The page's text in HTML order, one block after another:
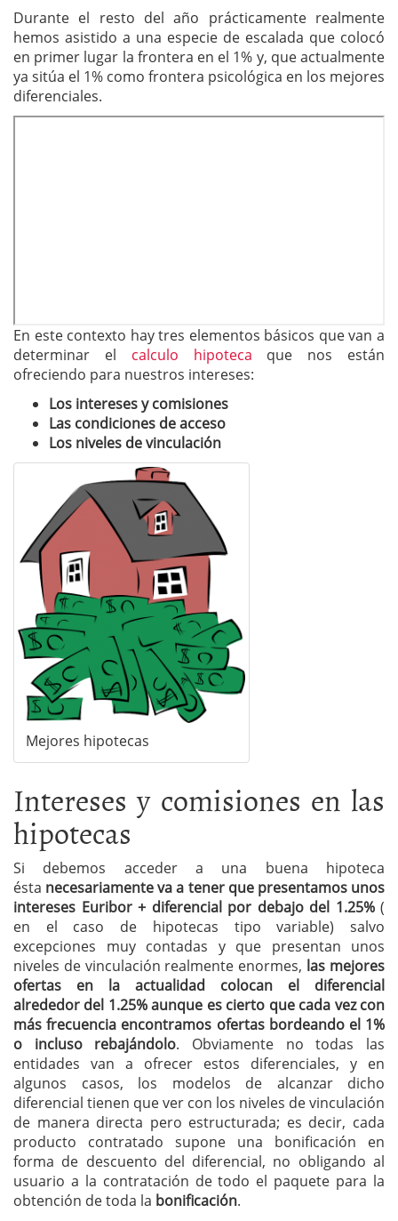
Durante el resto del año prácticamente realmente
hemos asistido a una especie de escalada que colocó
en primer lugar la frontera en el 1% y, que actualmente
ya sitúa el 1% como frontera psicológica en los mejores
diferenciales.
En este contexto hay tres elementos básicos que van a
determinar el calculo hipoteca que nos están
ofreciendo para nuestros intereses:
Los intereses y comisiones
Las condiciones de acceso
Los niveles de vinculación
Mejores hipotecas
Intereses y comisiones en las
hipotecas
Si debemos acceder a una buena hipoteca
ésta necesariamente va a tener que presentamos unos
intereses Euribor + diferencial por debajo del 1.25%(
en el caso de hipotecas tipo variable) salvo
excepciones muy contadas y que presentan unos
niveles de vinculación realmente enormes, las mejores
ofertas en la actualidad colocan el diferencial
alrededor del 1.25% aunque es cierto que cada vez con
más frecuencia encontramos ofertas bordeando el 1%
o incluso rebajándolo. Obviamente no todas las
entidades van a ofrecer estos diferenciales, y en
algunos casos, los modelos de alcanzar dicho
diferencial tienen que ver con los niveles de vinculación
de manera directa pero estructurada; es decir, cada
producto contratado supone una bonificación en
forma de descuento del diferencial, no obligando al
usuario a la contratación de todo el paquete para la
obtención de toda la bonificación.